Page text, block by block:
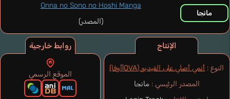
الإنتاج
النوع : أنمي أصلي على الفيديو (OVA|أوفا)
المصدر الرئيسي : مانجا
مانجا
Onna no Sono no Hoshi Manga
(المصدر)
روابط خارجية
الموقع الرسمي